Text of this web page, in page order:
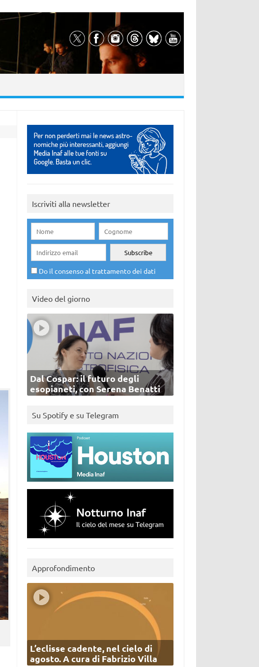
Iscriviti alla newsletter
Do il consenso al trattamento dei dati
Video del giorno
Dal Cospar: il futuro degli
esopianeti, con Serena Benatti
Su Spotify e su Telegram
Approfondimento
L’eclisse cadente, nel cielo di
agosto. A cura di Fabrizio Villa